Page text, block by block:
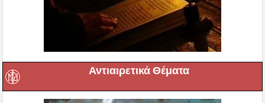
Αντιαιρετικά Θέματα